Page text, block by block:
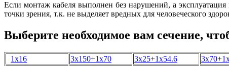
Если монтаж кабеля выполнен без нарушений, а
точки зрения, т.к. не выделяет вредных для человеческого
Выберите необходимое вам сечение,
1х16 3х150+1х70 3х25+1х54.6